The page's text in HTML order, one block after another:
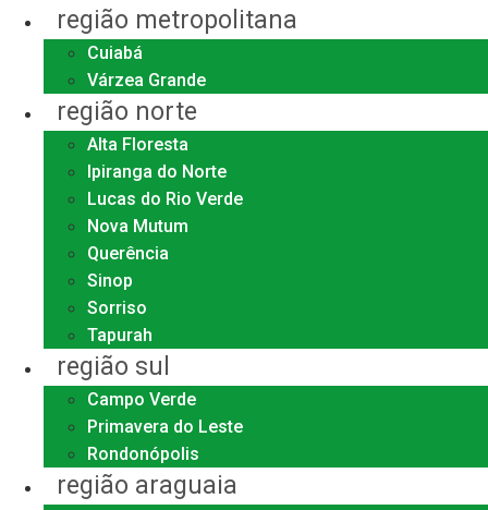
região metropolitana
Cuiabá
Várzea Grande
região norte
Alta Floresta
Ipiranga do Norte
Lucas do Rio Verde
Nova Mutum
Querência
Sinop
Sorriso
Tapurah
região sul
Campo Verde
Primavera do Leste
Rondonópolis
região araguaia